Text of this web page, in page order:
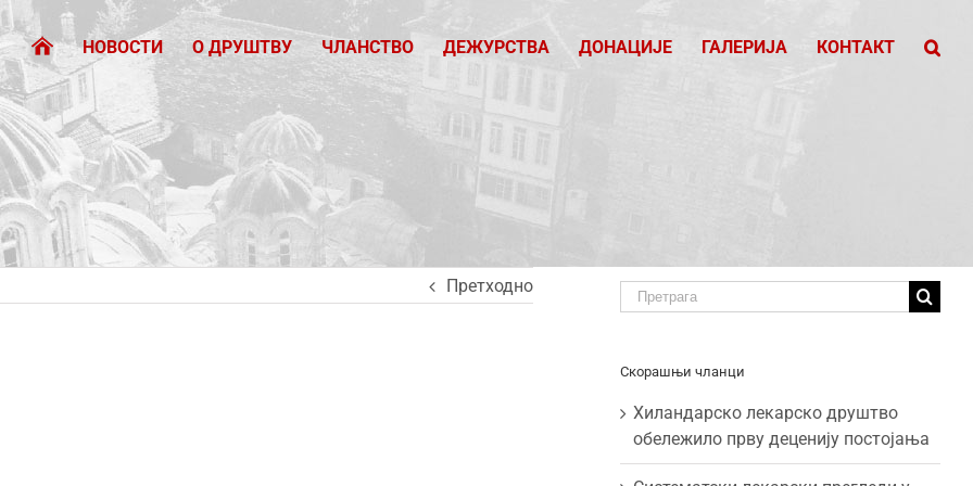
НОВОСТИ О ДРУШТВУ ЧЛАНСТВО ДЕЖУРСТВА ДОНАЦИЈЕ ГАЛЕРИЈА КОНТАКТ
Претходно Traži:
Скорашњи чланци
Хиландарско лекарско друштво
обележило прву деценију постојања